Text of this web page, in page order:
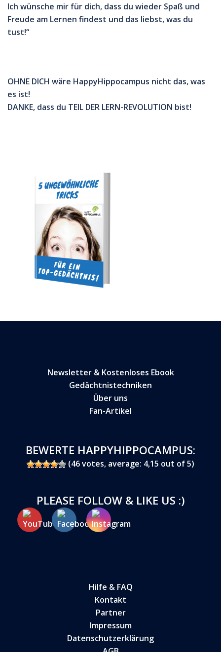
Ich wünsche mir für dich, dass du wieder Spaß und
Freude am Lernen findest und das liebst, was du
tust!“
OHNE DICH wäre HappyHippocampus nicht das, was
es ist!
DANKE, dass du TEIL DER LERN-REVOLUTION bist!
Newsletter & Kostenloses Ebook
Gedächtnistechniken
Über uns
Fan-Artikel
BEWERTE HAPPYHIPPOCAMPUS:
(46votes, average: 4,15 out of 5)
PLEASE FOLLOW & LIKE US :)
Hilfe & FAQ
Kontakt
Partner
Impressum
Datenschutzerklärung